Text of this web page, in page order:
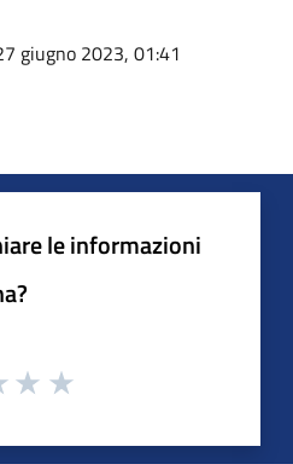
giugno 2023, 01:41
le informazioni